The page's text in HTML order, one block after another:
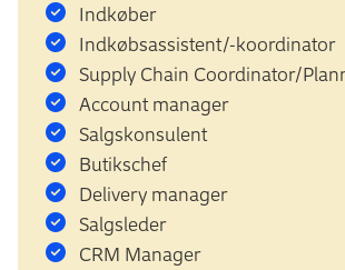
Indkøber
Indkøbsassistent/-koordinator
Supply Chain Coordinator/
Account manager
Salgskonsulent
Butikschef
Delivery manager
Salgsleder
CRM Manager